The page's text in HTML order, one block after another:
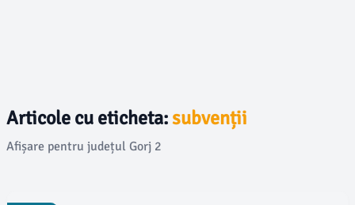
Articole cu eticheta:subvenții
Afișare pentru județul Gorj 2